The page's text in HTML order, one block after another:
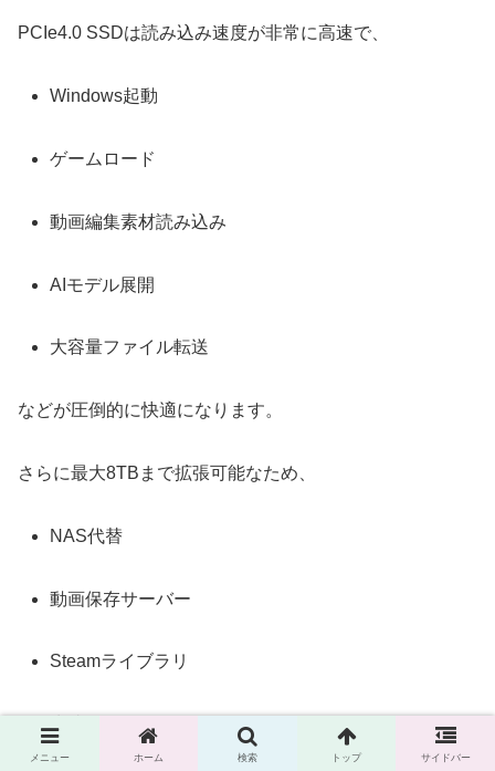
PCIe4.0 SSDは読み込み速度が非常に高速で、
Windows起動
ゲームロード
動画編集素材読み込み
AIモデル展開
大容量ファイル転送
などが圧倒的に快適になります。
さらに最大8TBまで拡張可能なため、
NAS代替
動画保存サーバー
Steamライブラリ
生成AIモデル保存
メニュー ホーム 検索 トップ サイドバー